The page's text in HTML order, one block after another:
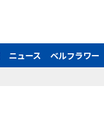
ニュース ベルフラワー